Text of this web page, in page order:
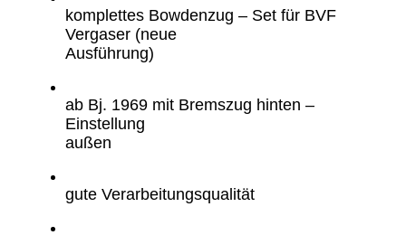
komplettes Bowdenzug – Set für BVF
Vergaser (neue
Ausführung)
ab Bj. 1969 mit Bremszug hinten –
Einstellung
außen
gute Verarbeitungsqualität